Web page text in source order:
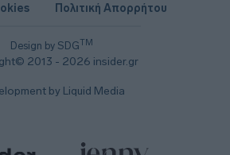
Design by SDGTM
2013 - 2026 insider.gr
Πολιτική Απορρήτου
by Liquid Media